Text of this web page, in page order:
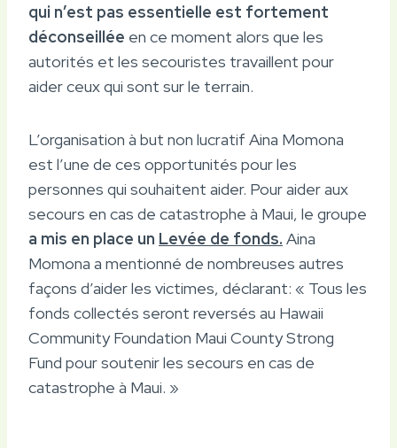
qui n’est pas essentielle est fortement
déconseillée en ce moment alors que les
autorités et les secouristes travaillent pour
aider ceux qui sont sur le terrain.
L’organisation à but non lucratif Aina Momona
est l’une de ces opportunités pour les
personnes qui souhaitent aider. Pour aider aux
secours en cas de catastrophe à Maui, le groupe
a mis en place un Levée de fonds. Aina
Momona a mentionné de nombreuses autres
façons d’aider les victimes, déclarant: « Tous les
fonds collectés seront reversés au Hawaii
Community Foundation Maui County Strong
Fund pour soutenir les secours en cas de
catastrophe à Maui. »